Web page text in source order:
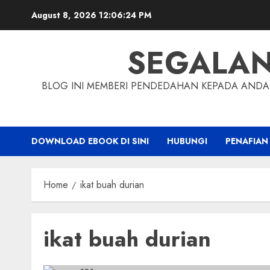
August 8, 2026 12:06:25 PM
BLOG INI MEMBERI PENDEDAHAN KEPADA
DOWNLOAD EBOOK DI SINI HUBUNGI PENAFIAN
Home ikat buah durian
ikat buah durian